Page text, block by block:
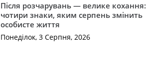
Після розчарувань — велике кохання:
чотири знаки, яким серпень змінить
особисте життя
Понеділок, 3 Серпня, 2026